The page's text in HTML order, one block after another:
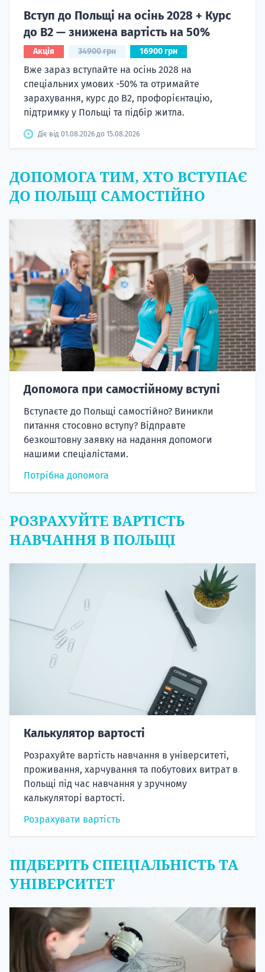
Вступ до Польщі на осінь 2028 + Курс
до B2 — знижена вартість на 50%
Акція 34900 грн 16900 грн
Вже зараз вступайте на осінь 2028 на
спеціальних умових -50% та отримайте
зарахування, курс до B2, профорієнтацію,
підтримку у Польщі та підбір житла.
Діє від 01.08.2026 до 15.08.2026
ДОПОМОГА ТИМ, ХТО ВСТУПАЄ
ДО ПОЛЬЩІ САМОСТІЙНО
Допомога при самостійному вступі
Вступаєте до Польщі самостійно? Виникли
питання стосовно вступу? Відправте
безкоштовну заявку на надання допомоги
нашими спеціалістами.
Потрібна допомога
РОЗРАХУЙТЕ ВАРТІСТЬ
НАВЧАННЯ В ПОЛЬЩІ
Калькулятор вартості
Розрахуйте вартість навчання в університеті,
проживання, харчування та побутових витрат в
Польщі під час навчання у зручному
калькуляторі вартості.
Розрахувати вартість
ПІДБЕРІТЬ СПЕЦІАЛЬНІСТЬ ТА
УНІВЕРСИТЕТ